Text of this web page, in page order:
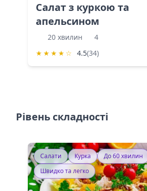
Салат з куркою та
апельсином
20 хвилин
4
★ ★ ★ ★ ☆ 4.5(34)
Рівень складності
Салати Курка
До 60 хвилин
Швидко та легко